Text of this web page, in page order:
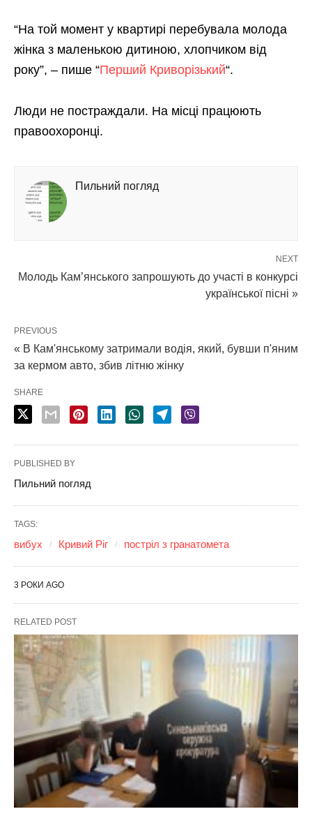
“На той момент у квартирі перебувала молода
жінка з маленькою дитиною, хлопчиком від
року”, – пише “Перший Криворізький“.
Люди не постраждали. На місці працюють
правоохоронці.
Пильний погляд
NEXT
Молодь Кам’янського запрошують до участі в конкурсі
української пісні »
PREVIOUS
« В Кам'янському затримали водія, який, бувши п'яним
за кермом авто, збив літню жінку
SHARE
PUBLISHED BY
Пильний погляд
TAGS:
вибух Кривий Ріг постріл з гранатомета
3 РОКИ AGO
RELATED POST